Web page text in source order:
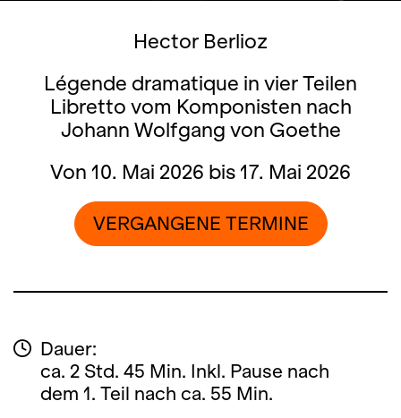
Hector Berlioz
Légende dramatique in vier Teilen
Libretto vom Komponisten nach
Johann Wolfgang von Goethe
Von 10. Mai 2026 bis 17. Mai 2026
VERGANGENE TERMINE
Dauer:
ca. 2 Std. 45 Min. Inkl. Pause nach
dem 1. Teil nach ca. 55 Min.